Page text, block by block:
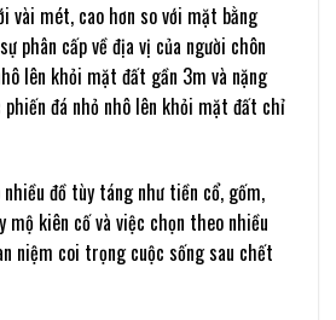
vài mét, cao hơn so với mặt bằng
phân cấp về địa vị của người chôn
lên khỏi mặt đất gần 3m và nặng
phiến đá nhỏ nhô lên khỏi mặt đất chỉ
đồ tùy táng như tiền cổ, gốm,
mộ kiên cố và việc chọn theo nhiều
niệm coi trọng cuộc sống sau chết